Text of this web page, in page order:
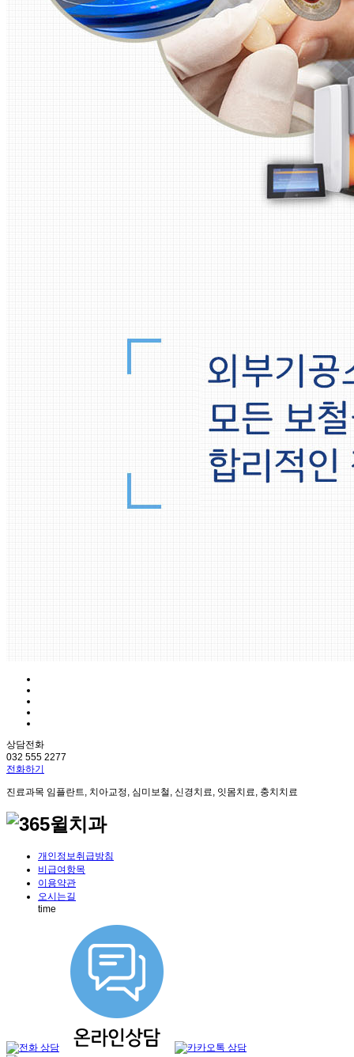
상담전화
032 555 2277
전화하기
진료과목 임플란트, 치아교정, 심미보철, 신경치료, 잇몸치료, 충치치료
개인정보취급방침
비급여항목
이용약관
오시는길
time